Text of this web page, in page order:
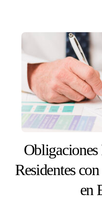
Obligaciones
Residentes
en